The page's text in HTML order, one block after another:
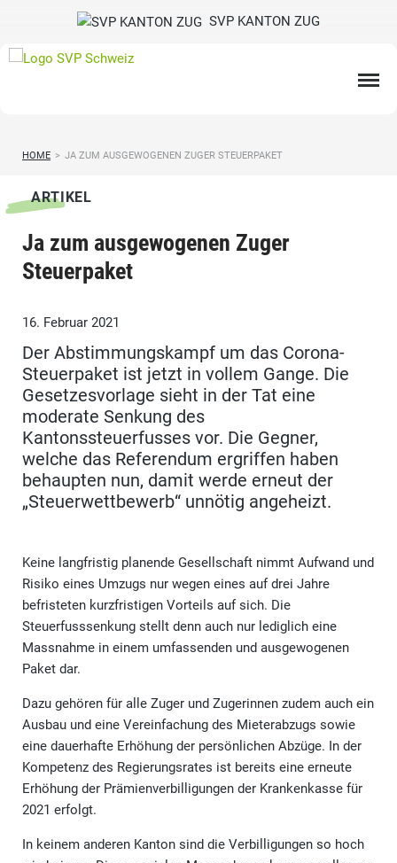
SVP KANTON ZUG
HOME > JA ZUM AUSGEWOGENEN ZUGER STEUERPAKET
ARTIKEL
Ja zum ausgewogenen Zuger
Steuerpaket
16. Februar 2021
Der Abstimmungskampf um das Corona-
Steuerpaket ist jetzt in vollem Gange. Die
Gesetzesvorlage sieht in der Tat eine
moderate Senkung des
Kantonssteuerfusses vor. Die Gegner,
welche das Referendum ergriffen haben
behaupten nun, damit werde erneut der
„Steuerwettbewerb“ unnötig angeheizt.
Keine langfristig planende Gesellschaft nimmt Aufwand und
Risiko eines Umzugs nur wegen eines auf drei Jahre
befristeten kurzfristigen Vorteils auf sich. Die
Steuerfusssenkung stellt denn auch nur lediglich eine
Massnahme in einem umfassenden und ausgewogenen
Paket dar.
Dazu gehören für alle Zuger und Zugerinnen zudem auch ein
Ausbau und eine Vereinfachung des Mieterabzugs sowie
eine dauerhafte Erhöhung der persönlichen Abzüge. In der
Kompetenz des Regierungsrates ist bereits eine erneute
Erhöhung der Prämienverbilligungen der Krankenkasse für
2021 erfolgt.
In keinem anderen Kanton sind die Verbilligungen so hoch